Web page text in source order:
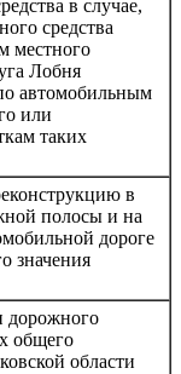
в случае,
средства
местного
Лобня
автомобильным
или
таких
в
полосы и на
дороге
значения
дорожного
общего
области